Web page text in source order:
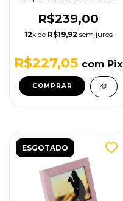
R$239,00
12x de R$19,92 sem juros
R$227,05 com Pix
COMPRAR
ESGOTADO